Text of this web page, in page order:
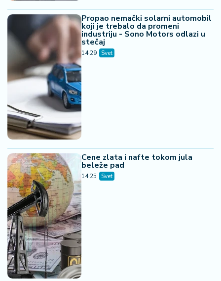
Propao nemački solarni automobil
koji je trebalo da promeni
industriju - Sono Motors odlazi u
stečaj
14:29 Svet
Cene zlata i nafte tokom jula
beleže pad
14:25 Svet